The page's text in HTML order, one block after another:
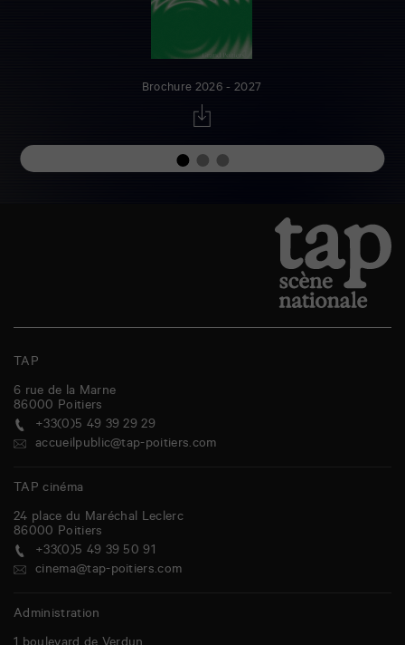
Brochure 2026 - 2027
TAP
6 rue de la Marne
86000 Poitiers
+33(0)5 49 39 29 29
accueilpublic@tap-poitiers.com
TAP cinéma
24 place du Maréchal Leclerc
86000 Poitiers
+33(0)5 49 39 50 91
cinema@tap-poitiers.com
Administration